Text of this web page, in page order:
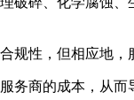
性，但相应地，
务商的成本，从而